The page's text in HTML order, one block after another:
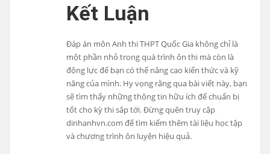
Kết Luận
Đáp án môn Anh thi THPT Quốc Gia không chỉ là
một phần nhỏ trong quá trình ôn thi mà còn là
động lực để bạn có thể nâng cao kiến thức và kỹ
năng của mình. Hy vọng rằng qua bài viết này, bạn
sẽ tìm thấy những thông tin hữu ích để chuẩn bị
tốt cho kỳ thi sắp tới. Đừng quên truy cập
dinhanhvn.com để tìm kiếm thêm tài liệu học tập
và chương trình ôn luyện hiệu quả.